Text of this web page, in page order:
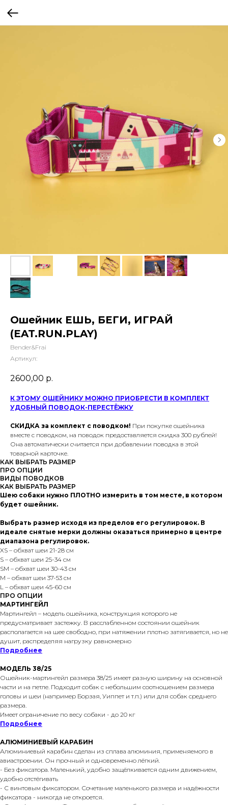
Ошейник ЕШЬ, БЕГИ, ИГРАЙ
(EAT.RUN.PLAY)
Bender&Frai
Артикул:
2600,00 р.
К ЭТОМУ ОШЕЙНИКУ МОЖНО ПРИОБРЕСТИ В КОМПЛЕКТ
УДОБНЫЙ ПОВОДОК-ПЕРЕСТЁЖКУ
СКИДКА за комплект с поводком! При покупке ошейника
вместе с поводком, на поводок предоставляется скидка 300 рублей!
Она автоматически считается при добавлении поводка в этой
товарной карточке.
КАК ВЫБРАТЬ РАЗМЕР
ПРО ОПЦИИ
ВИДЫ ПОВОДКОВ
КАК ВЫБРАТЬ РАЗМЕР
Шею собаки нужно ПЛОТНО измерить в том месте, в котором
будет ошейник.
Выбрать размер исходя из пределов его регулировок. В
идеале снятые мерки должны оказаться примерно в центре
диапазона регулировок.
XS – обхват шеи 21-28 см
S – обхват шеи 25-34 см
SМ – обхват шеи 30-43 см
M – обхват шеи 37-53 см
L – обхват шеи 45-60 см
ПРО ОПЦИИ
МАРТИНГЕЙЛ
Мартингейл – модель ошейника, конструкция которого не
предусматривает застежку. В расслабленном состоянии ошейник
располагается на шее свободно, при натяжении плотно затягивается, но не
душит, распределяя нагрузку равномерно
Подробнее
МОДЕЛЬ 38/25
Ошейник-мартингейл размера 38/25 имеет разную ширину на основной
части и на петле. Подходит собак с небольшим соотношением размера
головы и шеи (например Борзая, Уиппет и т.п.) или для собак среднего
размера.
Имеет ограничение по весу собаки - до 20 кг
Подробнее
АЛЮМИНИЕВЫЙ КАРАБИН
Алюминиевый карабин сделан из сплава алюминия, применяемого в
авиастроении. Он прочный и одновременно лёгкий.
- Без фиксатора. Маленький, удобно защёлкивается одним движением,
удобно отстёгивать
- С винтовым фиксатором. Сочетание маленького размера и надёжности
фиксатора - никогда не откроется.